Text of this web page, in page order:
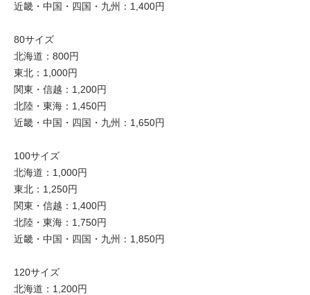
近畿・中国・四国・九州：1,400円
80サイズ
北海道：800円
東北：1,000円
関東・信越：1,200円
北陸・東海：1,450円
近畿・中国・四国・九州：1,650円
100サイズ
北海道：1,000円
東北：1,250円
関東・信越：1,400円
北陸・東海：1,750円
近畿・中国・四国・九州：1,850円
120サイズ
北海道：1,200円